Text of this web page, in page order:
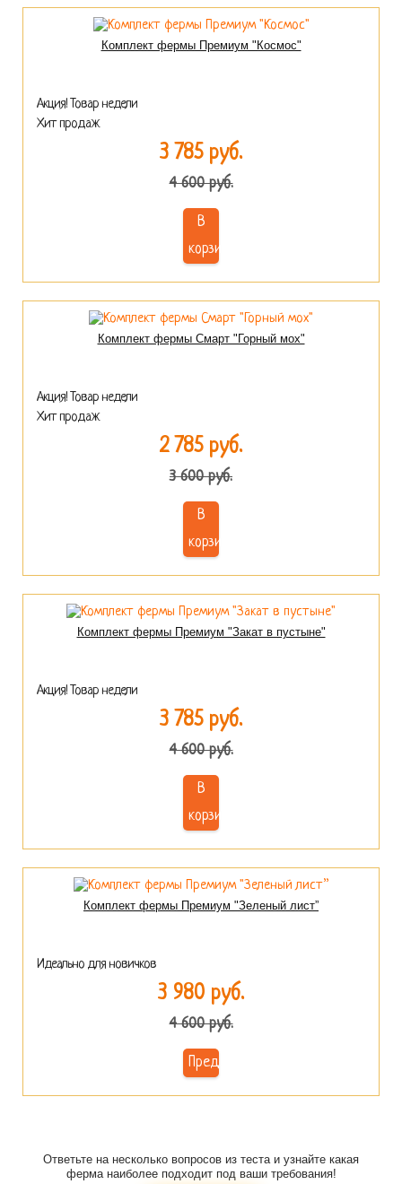
Комплект фермы Премиум "Космос"
Акция! Товар недели
Хит продаж
3 785 руб.
4 600 руб.
В
корзину
Комплект фермы Смарт "Горный мох"
Акция! Товар недели
Хит продаж
2 785 руб.
3 600 руб.
В
корзину
Комплект фермы Премиум "Закат в пустыне"
Акция! Товар недели
3 785 руб.
4 600 руб.
В
корзину
Комплект фермы Премиум "Зеленый лист”
Идеально для новичков
3 980 руб.
4 600 руб.
Предзаказ
Ответьте на несколько вопросов из теста и узнайте какая
ферма наиболее подходит под ваши требования!